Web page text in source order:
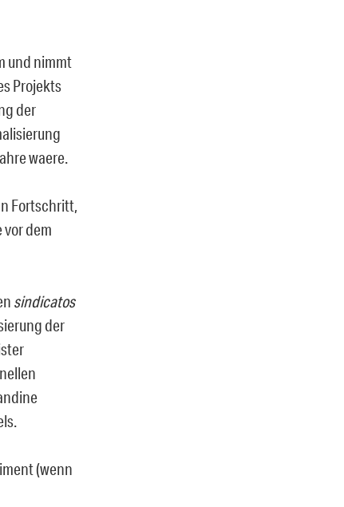
und nimmt
Projekts
der
waere.
Fortschritt,
vor dem
sindicatos
der
(wenn